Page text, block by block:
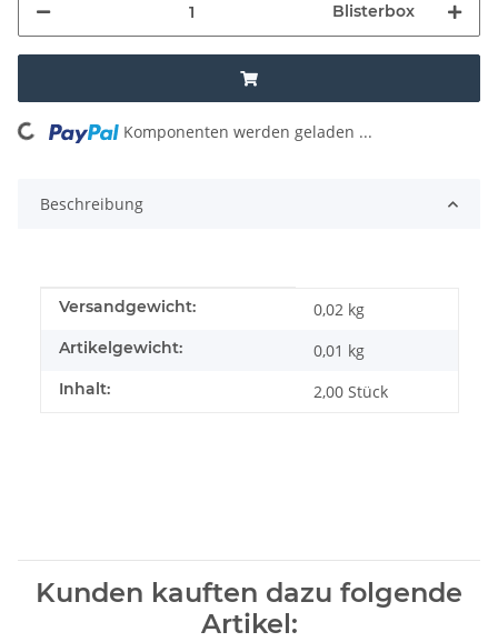
Blisterbox
Komponenten werden geladen ...
Beschreibung
Produkteigenschaft
Wert
Versandgewicht: 0,02 kg
Artikelgewicht: 0,01 kg
Inhalt: 2,00 Stück
Kunden kauften dazu folgende
Artikel: